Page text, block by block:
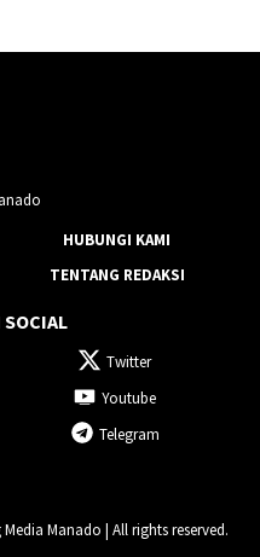
HUBUNGI KAMI
TENTANG REDAKSI
Twitter
Youtube
Telegram
Manado | All rights reserved.